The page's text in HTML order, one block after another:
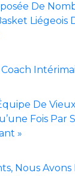
De
Liégeois
De
Fois Par
»
Nous